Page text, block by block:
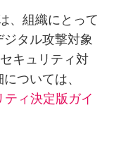
、組織にとって
タル攻撃対象
キュリティ対
ついては、
ティ決定版ガイ